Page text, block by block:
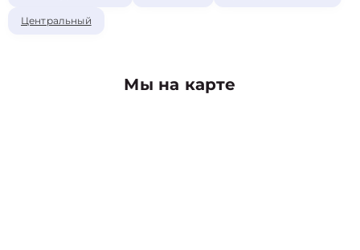
Центральный
Мы на карте